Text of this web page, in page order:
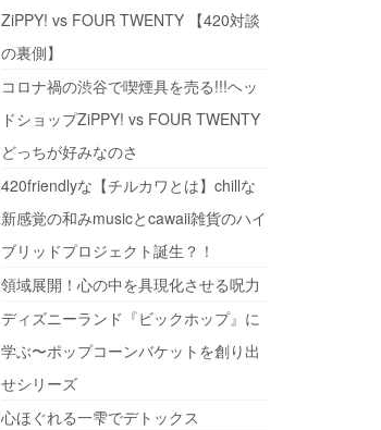
ZiPPY! vs FOUR TWENTY 【420対談
の裏側】
コロナ禍の渋谷で喫煙具を売る!!!ヘッ
ドショップZiPPY! vs FOUR TWENTY
どっちが好みなのさ
420friendlyな【チルカワとは】chillな
新感覚の和みmusicとcawaii雑貨のハイ
ブリッドプロジェクト誕生？！
領域展開！心の中を具現化させる呪力
ディズニーランド『ビックホップ』に
学ぶ〜ポップコーンバケットを創り出
せシリーズ
心ほぐれる一雫でデトックス